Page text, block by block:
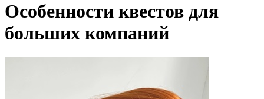
Особенности квестов для
больших компаний